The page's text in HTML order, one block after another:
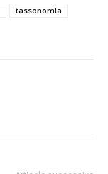
tassonomia